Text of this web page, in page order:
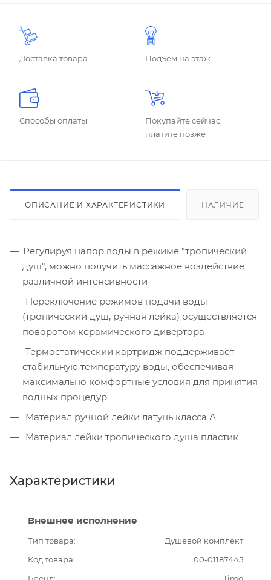
Доставка товара Подъем на этаж
Способы оплаты
Покупайте сейчас,
платите позже
ОПИСАНИЕ И ХАРАКТЕРИСТИКИ НАЛИЧИЕ
Регулируя напор воды в режиме "тропический
душ", можно получить массажное воздействие
различной интенсивности
Переключение режимов подачи воды
(тропический душ, ручная лейка) осуществляется
поворотом керамического дивертора
Термостатический картридж поддерживает
стабильную температуру воды, обеспечивая
максимально комфортные условия для принятия
водных процедур
Материал ручной лейки латунь класса А
Материал лейки тропического душа пластик
Характеристики
Внешнее исполнение
Тип товара
Душевой комплект
Код товара
00-01187445
Бренд
Timo